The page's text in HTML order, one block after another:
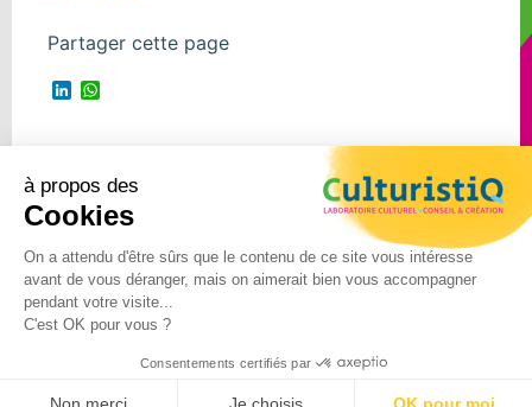
Partager cette page
LinkedIn
Suivre Culturistiq
©2024 – CulturistiQ – Tous
droits réservés –Mentions
à propos des
Cookies
On a attendu d'être sûrs que le contenu de ce site vous intéresse
avant de vous déranger, mais on aimerait bien vous accompagner
pendant votre visite...
C'est OK pour vous ?
Consentements certifiés par